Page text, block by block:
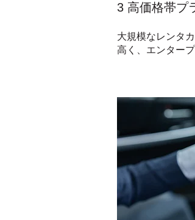
3 高価格帯プ
大規模なレンタ
高く、エンター